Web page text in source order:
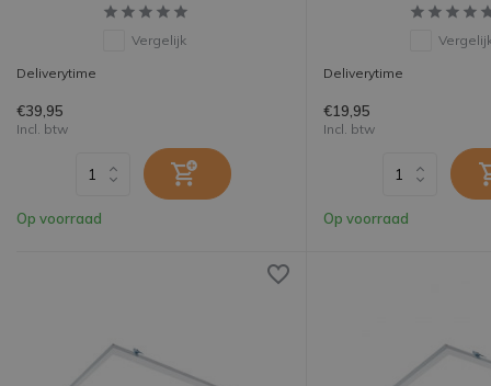
Vergelijk
Deliverytime
€39,95
Incl. btw
Op voorraad
Deliverytime
€19,95
Incl. btw
Op voorraad